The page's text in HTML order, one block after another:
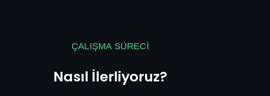
ÇALIŞMA SÜRECI
Nasıl İlerliyoruz?